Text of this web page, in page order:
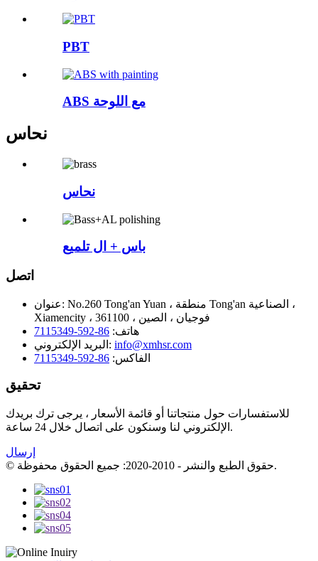
PBT
ABS مع اللوحة
نحاس
نحاس
باس + ال تلميع
اتصل
عنوان: No.260 Tong'an Yuan ، منطقة Tong'an الصناعية ،
Xiamencity ، 361100 ، فوجيان ، الصين
هاتف: 86-592-7115349
البريد الإلكتروني: info@xmhsr.com
الفاكس: 86-592-7115349
تحقيق
للاستفسارات حول منتجاتنا أو قائمة الأسعار ، يرجى ترك بريدك
الإلكتروني لنا وسنكون على اتصال خلال 24 ساعة.
إرسال
© حقوق الطبع والنشر - 2010-2020: جميع الحقوق محفوظة.